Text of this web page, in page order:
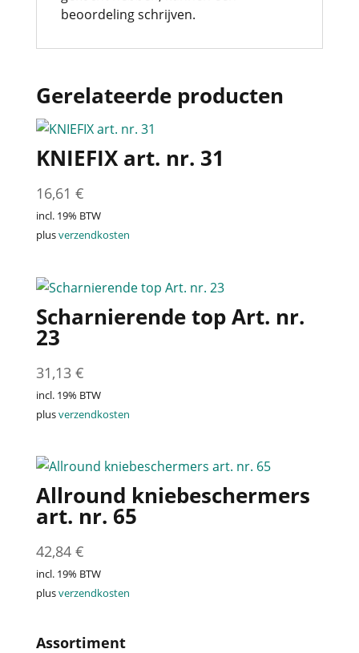
beoordeling schrijven.
Gerelateerde producten
KNIEFIX art. nr. 31
16,61 €
incl. 19% BTW
plusverzendkosten
Scharnierende top Art. nr.
23
31,13 €
incl. 19% BTW
plusverzendkosten
Allround kniebeschermers
art. nr. 65
42,84 €
incl. 19% BTW
plusverzendkosten
Assortiment